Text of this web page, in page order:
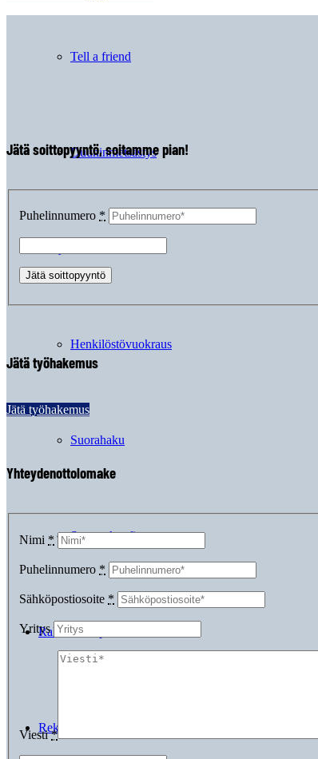
Tell a friend
Duuninmetsästys
Henkilöstövuokraus
Suorahaku
Suorarekry.fi
Raksa Group
Rekrytarinaa
Jätä soittopyyntö, soitamme pian!
Puhelinnumero *
Jätä työhakemus
Jätä työhakemus
Yhteydenottolomake
Nimi *
Puhelinnumero *
Sähköpostiosoite *
Yritys
Viesti*